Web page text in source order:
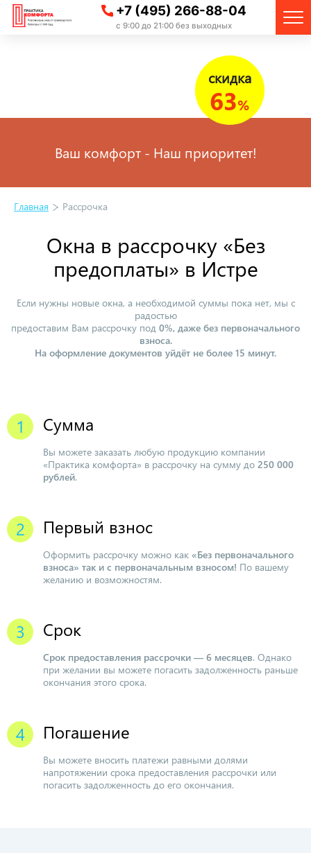
+7 (495) 266-88-04
с 9:00 до 21:00 без выходных
скидка
63%
Ваш комфорт - Наш приоритет!
Главная Рассрочка
Окна в рассрочку «Без
предоплаты» в Истре
Если нужны новые окна, а необходимой суммы пока нет, мы с
радостью
предоставим Вам рассрочку под 0%, даже без первоначального
взноса.
На оформление документов уйдёт не более 15 минут.
Сумма
Вы можете заказать любую продукцию компании
«Практика комфорта» в рассрочку на сумму до 250 000
рублей.
Первый взнос
Оформить рассрочку можно как «Без первоначального
взноса» так и с первоначальным взносом! По вашему
желанию и возможностям.
Срок
Срок предоставления рассрочки — 6 месяцев. Однако
при желании вы можете погасить задолженность раньше
окончания этого срока.
Погашение
Вы можете вносить платежи равными долями
напротяжении срока предоставления рассрочки или
погасить задолженность до его окончания.